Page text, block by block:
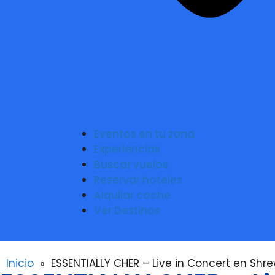
Eventos en tu zona
Experiencias
Buscar vuelos
Reservar hoteles
Alquilar coche
Ver Destinos
Inicio » ESSENTIALLY CHER – Live in Concert en